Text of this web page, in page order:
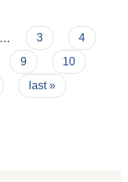
3
4
9
10
last »